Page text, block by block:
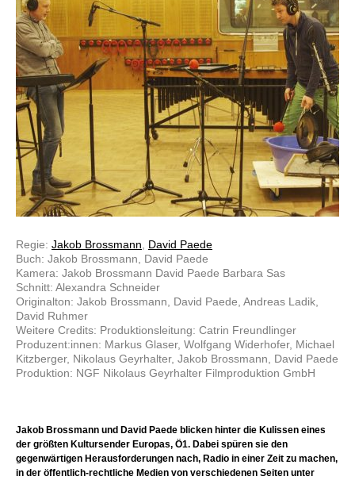
Regie: Jakob Brossmann
David Paede
Buch: Jakob Brossmann, David Paede
Kamera: Jakob Brossmann David Paede Barbara Sas
Schnitt: Alexandra Schneider
Originalton: Jakob Brossmann, David Paede, Andreas Ladik,
David Ruhmer
Weitere Credits: Produktionsleitung: Catrin Freundlinger
Produzent:innen: Markus Glaser, Wolfgang Widerhofer, Michael
Kitzberger, Nikolaus Geyrhalter, Jakob Brossmann, David Paede
Produktion: NGF Nikolaus Geyrhalter Filmproduktion GmbH
Jakob Brossmann und David Paede blicken hinter die Kulissen eines
der größten Kultursender Europas, Ö1. Dabei spüren sie den
gegenwärtigen Herausforderungen nach, Radio in einer Zeit zu machen,
in der öffentlich-rechtliche Medien von verschiedenen Seiten unter